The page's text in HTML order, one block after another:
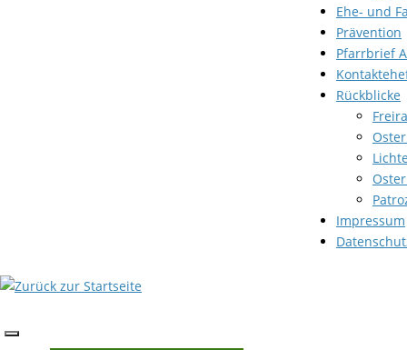
Ehe- und
Prävention
Pfarrbrief
Rückblicke
Impressum